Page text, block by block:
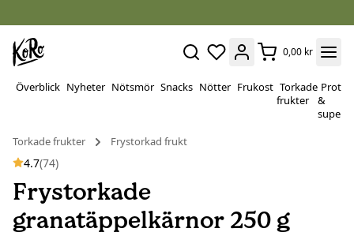
0,00 kr
Överblick Nyheter Nötsmör Snacks Nötter Frukost Torkade
frukter
&
Torkade frukter
Frystorkad frukt
4.7(74)
Frystorkade
granatäppelkärnor 250 g